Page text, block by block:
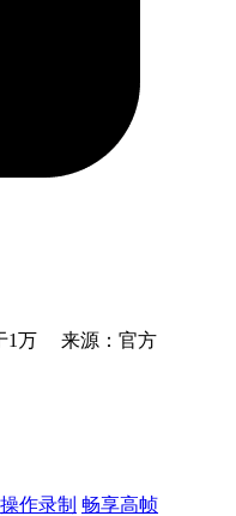
1万
来源：官方
操作录制 畅享高帧